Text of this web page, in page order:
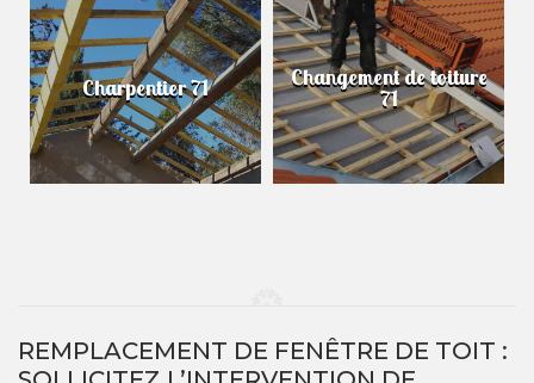
Charpentier 71 Changement de toiture
71
REMPLACEMENT DE FENÊTRE DE TOIT :